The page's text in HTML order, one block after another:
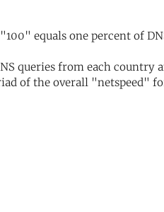
equals one percent of
queries from each country
of the overall "netspeed"